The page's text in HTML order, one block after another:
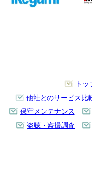
トッ
他社とのサービス比
保守メンテナンス
盗聴・盗撮調査